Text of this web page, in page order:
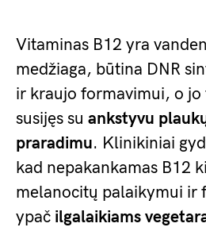
Vitaminas B12 yra
medžiaga, būtina DNR
ir kraujo formavimui, o jo
susijęs su ankstyvu
praradimu. Klinikiniai
kad nepakankamas B12
melanocitų palaikymui ir
ypač ilgalaikiams